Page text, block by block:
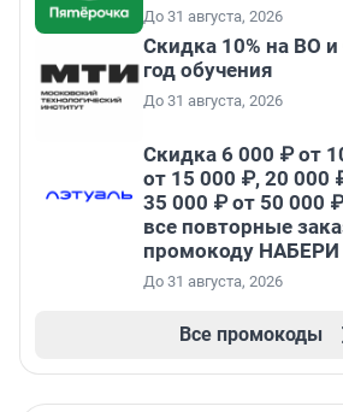
До 31 августа, 2026
Скидка 10% на ВО
год обучения
До 31 августа, 2026
Скидка 6 000 ₽ от
от 15 000 ₽, 20 000
35 000 ₽ от 50 000
все повторные
промокоду НАБЕРИ
До 31 августа, 2026
Все промокоды